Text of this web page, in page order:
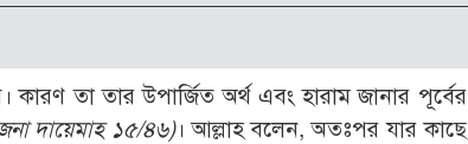
ভাবনা
অঙ্গন
নীতি-নৈতিকতা
তারবিয়াত
তা তার উপার্জিত অর্থ এবং হারাম জানার পূর্বের
দায়েমাহ ১৫/৪৬)। আল্লাহ বলেন, অতঃপর যার কাছে